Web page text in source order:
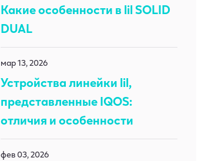
Какие особенности в lil SOLID
DUAL
мар 13, 2026
Устройства линейки lil,
представленные IQOS:
отличия и особенности
фев 03, 2026